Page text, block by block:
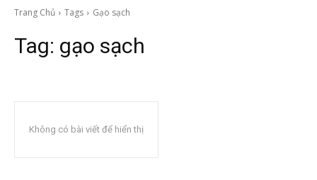
Trang Chủ Tags Gạo sạch
Tag: gạo sạch
Không có bài viết để hiển thị